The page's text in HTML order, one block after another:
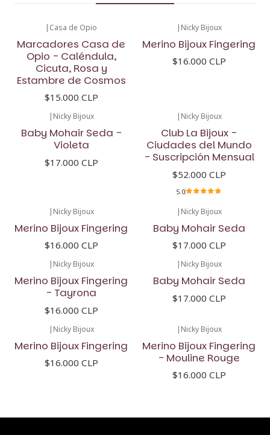
| Casa de Opio
Marcadores Casa de
Opio - Caléndula,
Cicuta, Rosa y
Estambre de Cosmos
$15.000 CLP
| Nicky Bijoux
Merino Bijoux Fingering
$16.000 CLP
| Nicky Bijoux
Baby Mohair Seda -
Violeta
$17.000 CLP
| Nicky Bijoux
Club La Bijoux -
Ciudades del Mundo
- Suscripción Mensual
$52.000 CLP
5.0
| Nicky Bijoux
Merino Bijoux Fingering
$16.000 CLP
| Nicky Bijoux
Baby Mohair Seda
$17.000 CLP
| Nicky Bijoux
Merino Bijoux Fingering
- Tayrona
$16.000 CLP
| Nicky Bijoux
Baby Mohair Seda
$17.000 CLP
| Nicky Bijoux
Merino Bijoux Fingering
$16.000 CLP
| Nicky Bijoux
Merino Bijoux Fingering
- Mouline Rouge
$16.000 CLP